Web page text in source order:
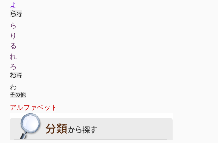
よ
ら
り
る
れ
ろ
わ
アルファベット